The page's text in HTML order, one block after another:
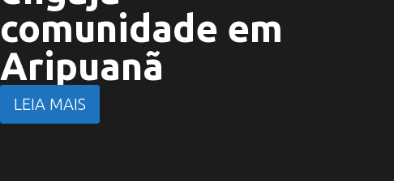
comunidade em
Aripuanã
LEIA MAIS